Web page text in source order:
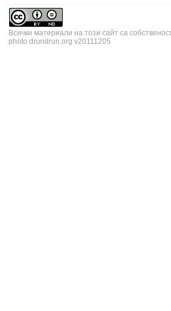
Всички материали на този сайт са
photo.drundrun.org v20111205